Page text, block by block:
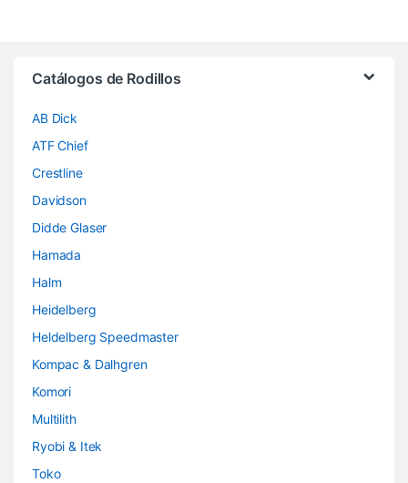
Catálogos de Rodillos
AB Dick
ATF Chief
Crestline
Davidson
Didde Glaser
Hamada
Halm
Heidelberg
Heldelberg Speedmaster
Kompac & Dalhgren
Komori
Multilith
Ryobi & Itek
Toko